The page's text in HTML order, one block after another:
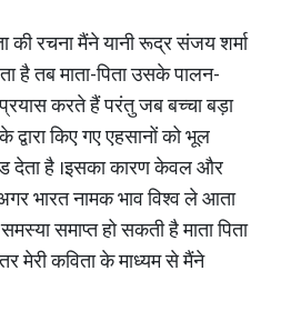
की रचना मैंने यानी रूद्र संजय शर्मा
है तब माता-पिता उसके पालन-
करते हैं परंतु जब बच्चा बड़ा
द्वारा किए गए एहसानों को भूल
देता है ।इसका कारण केवल और
भारत नामक भाव विश्व ले आता
समाप्त हो सकती है माता पिता
मेरी कविता के माध्यम से मैंने